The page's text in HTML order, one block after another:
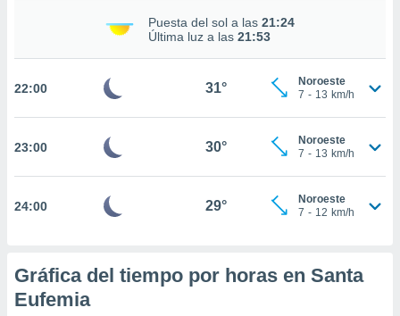
para
ni para
aunque
no
Puesta del sol a las 21:24
Última luz a las 21:53
22:00 31°
Noroeste
7 - 13 km/h
23:00 30°
Noroeste
7 - 13 km/h
24:00 29°
Noroeste
7 - 12 km/h
Gráfica del tiempo por horas en Santa
Eufemia